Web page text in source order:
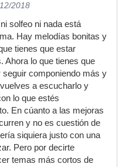
2018
solfeo ni nada está
Hay melodías bonitas y
tienes que estar
Ahora lo que tienes que
componiendo más y
a escucharlo y
lo que estés
En cúanto a las mejoras
y no es cuestión de
siquiera justo con una
Pero por decirte
temas más cortos de